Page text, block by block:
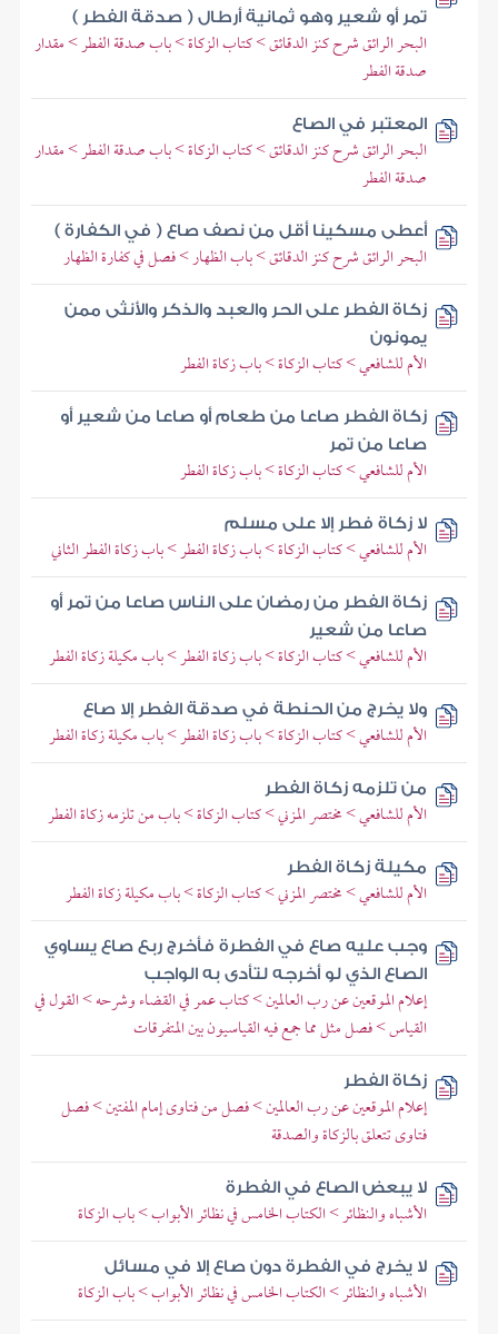
تمر أو شعير وهو ثمانية أرطال ( صدقة الفطر )
البحر الرائق شرح كنز الدقائق > كتاب الزكاة > باب صدقة الفطر > مقدار
صدقة الفطر
المعتبر في الصاع
البحر الرائق شرح كنز الدقائق > كتاب الزكاة > باب صدقة الفطر > مقدار
صدقة الفطر
أعطى مسكينا أقل من نصف صاع ( في الكفارة )
البحر الرائق شرح كنز الدقائق > باب الظهار > فصل في كفارة الظهار
زكاة الفطر على الحر والعبد والذكر والأنثى ممن
يمونون
الأم للشافعي > كتاب الزكاة > باب زكاة الفطر
زكاة الفطر صاعا من طعام أو صاعا من شعير أو
صاعا من تمر
الأم للشافعي > كتاب الزكاة > باب زكاة الفطر
لا زكاة فطر إلا على مسلم
الأم للشافعي > كتاب الزكاة > باب زكاة الفطر > باب زكاة الفطر الثاني
زكاة الفطر من رمضان على الناس صاعا من تمر أو
صاعا من شعير
الأم للشافعي > كتاب الزكاة > باب زكاة الفطر > باب مكيلة زكاة الفطر
ولا يخرج من الحنطة في صدقة الفطر إلا صاع
الأم للشافعي > كتاب الزكاة > باب زكاة الفطر > باب مكيلة زكاة الفطر
من تلزمه زكاة الفطر
الأم للشافعي > مختصر المزني > كتاب الزكاة > باب من تلزمه زكاة الفطر
مكيلة زكاة الفطر
الأم للشافعي > مختصر المزني > كتاب الزكاة > باب مكيلة زكاة الفطر
وجب عليه صاع في الفطرة فأخرج ربع صاع يساوي
الصاع الذي لو أخرجه لتأدى به الواجب
إعلام الموقعين عن رب العالمين > كتاب عمر في القضاء وشرحه > القول في
القياس > فصل مثل مما جمع فيه القياسيون بين المتفرقات
زكاة الفطر
إعلام الموقعين عن رب العالمين > فصل من فتاوى إمام المفتين > فصل
فتاوى تتعلق بالزكاة والصدقة
لا يبعض الصاع في الفطرة
الأشباه والنظائر > الكتاب الخامس في نظائر الأبواب > باب الزكاة
لا يخرج في الفطرة دون صاع إلا في مسائل
الأشباه والنظائر > الكتاب الخامس في نظائر الأبواب > باب الزكاة